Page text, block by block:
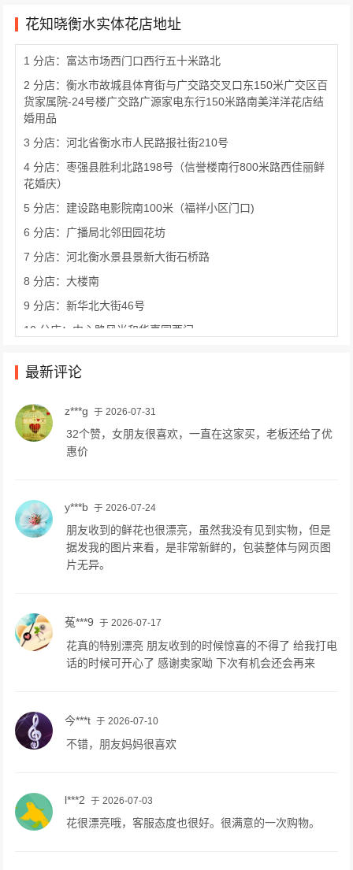
花知晓衡水实体花店地址
1 分店：富达市场西门口西行五十米路北
2 分店：衡水市故城县体育街与广交路交叉口东150米广交区百
货家属院-24号楼广交路广源家电东行150米路南美洋洋花店结
婚用品
3 分店：河北省衡水市人民路报社街210号
4 分店：枣强县胜利北路198号（信誉楼南行800米路西佳丽鲜
花婚庆）
5 分店：建设路电影院南100米（福祥小区门口)
6 分店：广播局北邻田园花坊
7 分店：河北衡水景县景新大街石桥路
8 分店：大楼南
9 分店：新华北大街46号
10 分店：中心路风尚和华嘉园西门
最新评论
z***g 于 2026-07-31
32个赞，女朋友很喜欢，一直在这家买，老板还给了优
惠价
y***b 于 2026-07-24
朋友收到的鲜花也很漂亮，虽然我没有见到实物，但是
据发我的图片来看，是非常新鲜的，包装整体与网页图
片无异。
菟***9 于 2026-07-17
花真的特别漂亮 朋友收到的时候惊喜的不得了 给我打电
话的时候可开心了 感谢卖家呦 下次有机会还会再来
今***t 于 2026-07-10
不错，朋友妈妈很喜欢
l***2 于 2026-07-03
花很漂亮哦，客服态度也很好。很满意的一次购物。